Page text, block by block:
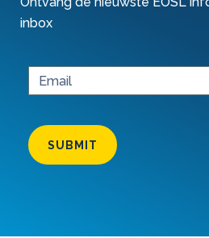
inbox
SUBMIT